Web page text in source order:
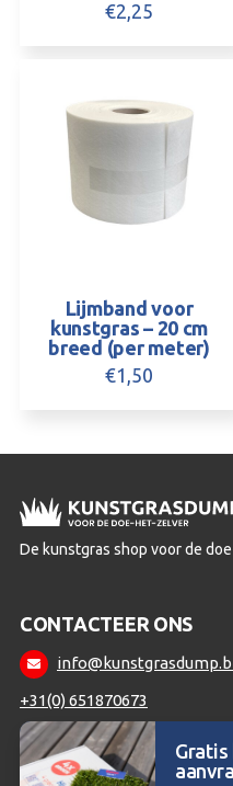
€2,25
Lijmband voor
kunstgras – 20 cm
breed (per meter)
€1,50
De kunstgras shop voor de
CONTACTEER ONS
+31(0) 651870673